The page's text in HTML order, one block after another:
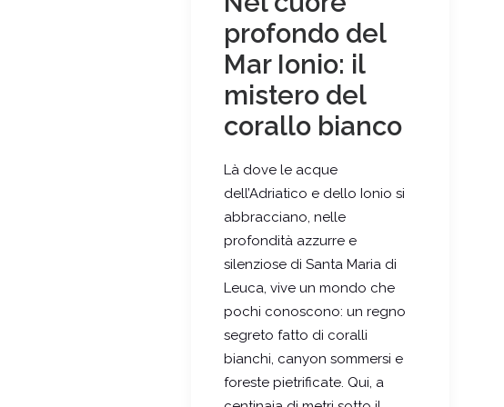
profondo del
Mar Ionio: il
mistero del
corallo bianco
Là dove le acque
dell’Adriatico e dello Ionio si
abbracciano, nelle
profondità azzurre e
silenziose di Santa Maria di
Leuca, vive un mondo che
pochi conoscono: un regno
segreto fatto di coralli
bianchi, canyon sommersi e
foreste pietrificate. Qui, a